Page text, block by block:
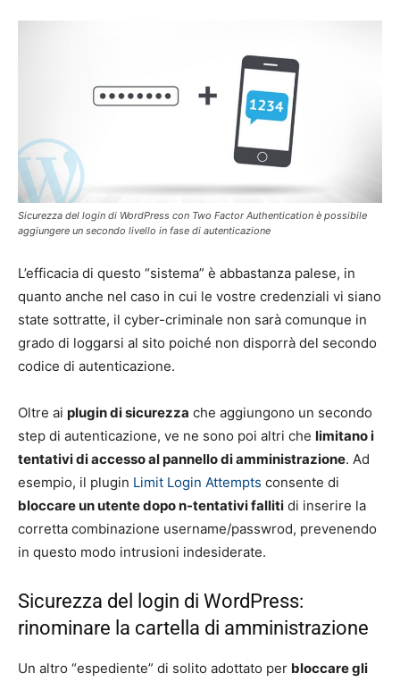
Sicurezza del login di WordPress con Two Factor Authentication è possibile
aggiungere un secondo livello in fase di autenticazione
L’efficacia di questo “sistema” è abbastanza palese, in
quanto anche nel caso in cui le vostre credenziali vi siano
state sottratte, il cyber-criminale non sarà comunque in
grado di loggarsi al sito poiché non disporrà del secondo
codice di autenticazione.
Oltre ai plugin di sicurezza che aggiungono un secondo
step di autenticazione, ve ne sono poi altri che limitano i
tentativi di accesso al pannello di amministrazione. Ad
esempio, il plugin Limit Login Attempts consente di
bloccare un utente dopo n-tentativi falliti di inserire la
corretta combinazione username/passwrod, prevenendo
in questo modo intrusioni indesiderate.
Sicurezza del login di WordPress:
rinominare la cartella di amministrazione
Un altro “espediente” di solito adottato per bloccare gli